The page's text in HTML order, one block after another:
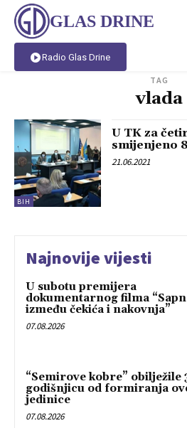
GLAS DRINE
Radio Glas Drine
TAG
vlada
BIH
U TK za
smijenjeno
21.06.2021
Najnovije vijesti
U subotu premijera
dokumentarnog filma
između čekića i nakovnja”
07.08.2026
“Semirove kobre” obilježile
godišnjicu od formiranja
jedinice
07.08.2026